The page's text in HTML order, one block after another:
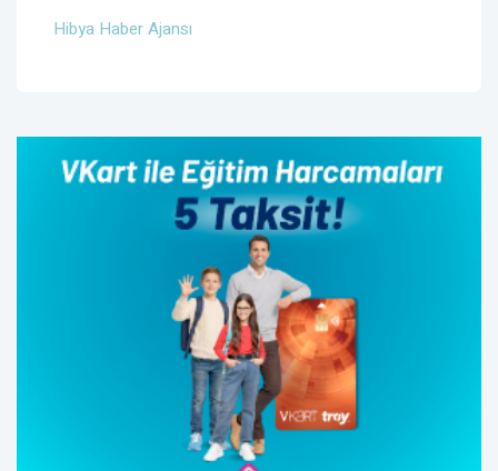
Hibya Haber Ajansı